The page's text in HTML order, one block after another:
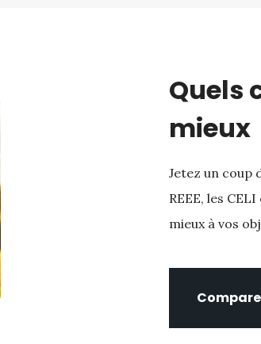
Quels
mieux
Jetez un coup
REEE, les
mieux à vos